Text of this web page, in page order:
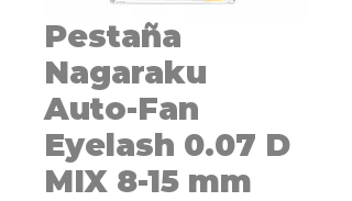
Pestaña
Nagaraku
Auto-Fan
Eyelash 0.07 D
MIX 8-15 mm